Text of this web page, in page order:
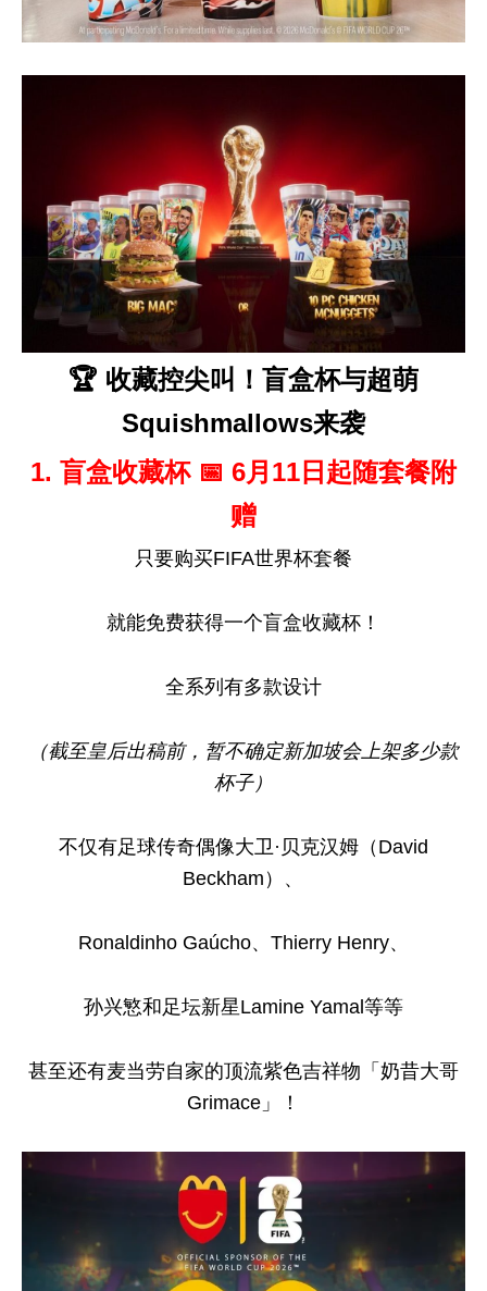
🏆 收藏控尖叫！盲盒杯与超萌
Squishmallows来袭
1. 盲盒收藏杯 📅 6月11日起随套餐附
赠
只要购买FIFA世界杯套餐
就能免费获得一个盲盒收藏杯！
全系列有多款设计
（截至皇后出稿前，暂不确定新加坡会上架多少款
杯子）
不仅有足球传奇偶像大卫·贝克汉姆（David
Beckham）、
Ronaldinho Gaúcho、Thierry Henry、
孙兴慜和足坛新星Lamine Yamal等等
甚至还有麦当劳自家的顶流紫色吉祥物「奶昔大哥
Grimace」！